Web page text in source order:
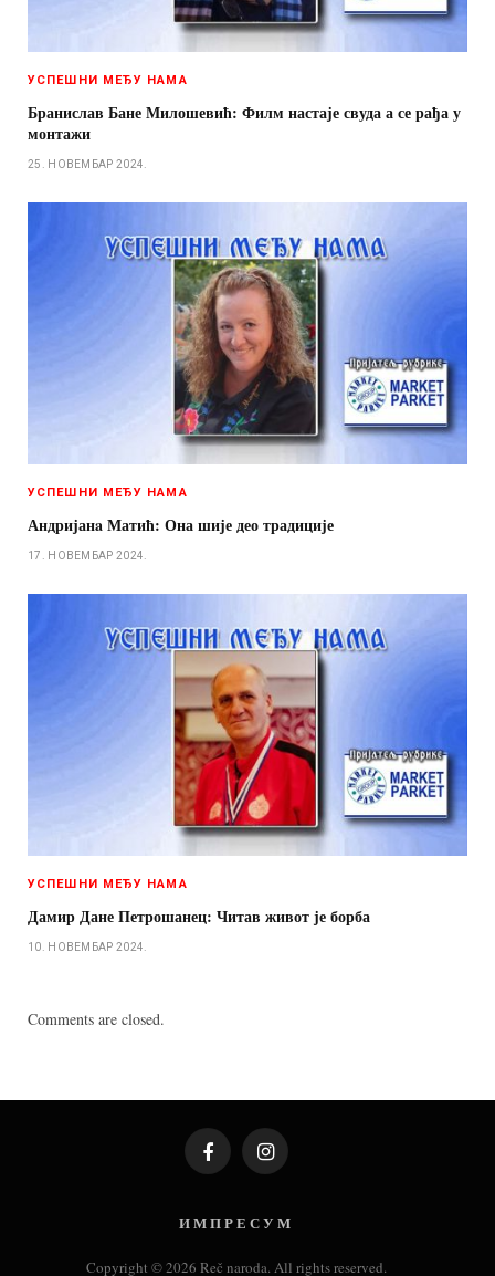
УСПЕШНИ МЕЂУ НАМА
Бранислав Бане Милошевић: Филм настаје свуда а се рађа у
монтажи
25. НОВЕМБАР 2024.
УСПЕШНИ МЕЂУ НАМА
Андријанa Матић: Она шије део традиције
17. НОВЕМБАР 2024.
УСПЕШНИ МЕЂУ НАМА
Дамир Дане Петрошанец: Читав живот је борба
10. НОВЕМБАР 2024.
Comments are closed.
FacebookInstagram
И М П Р Е С У М
Copyright © 2026 Reč naroda. All rights reserved.